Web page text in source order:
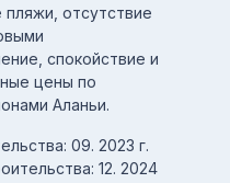
отсутствие
спокойствие и
цены по
Аланьи.
09. 2023 г.
12. 2024